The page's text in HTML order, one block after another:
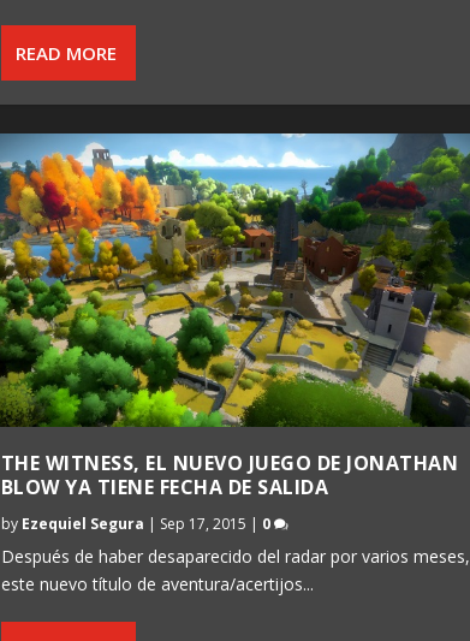
READ MORE
THE WITNESS, EL NUEVO JUEGO DE JONATHAN
BLOW YA TIENE FECHA DE SALIDA
by Ezequiel Segura | Sep 17, 2015 | 0
Después de haber desaparecido del radar por varios meses,
este nuevo título de aventura/acertijos...